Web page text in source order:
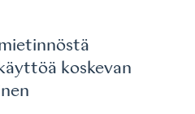
koskevan